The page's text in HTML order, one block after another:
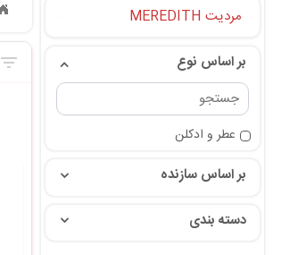
مردیت MEREDITH
بر اساس نوع
عطر و ادکلن
بر اساس سازنده
دسته بندی